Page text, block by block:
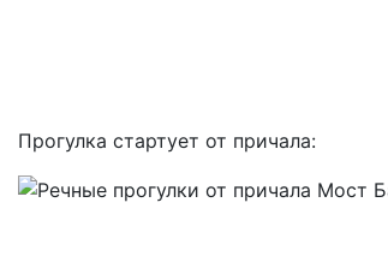
Прогулка стартует от причала: